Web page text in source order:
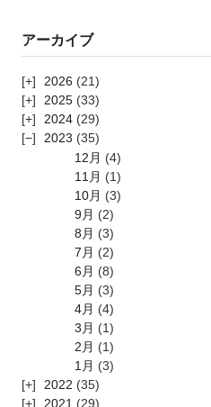
アーカイブ
2026 (21)
2025 (33)
2024 (29)
2023 (35)
12月 (4)
11月 (1)
10月 (3)
9月 (2)
8月 (3)
7月 (2)
6月 (8)
5月 (3)
4月 (4)
3月 (1)
2月 (1)
1月 (3)
2022 (35)
2021 (29)